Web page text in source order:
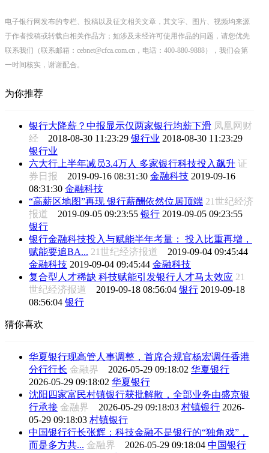
电子银行网发布的专栏、投稿以及征文相关文章，其文字、图片、视频均来源
于作者投稿或转载自相关作品方；如涉及未经许可使用作品的问题，请您优先
联系我们（联系邮箱：cebnet@cfca.com.cn，电话：400-880-9888），我们会第
一时间核实，谢谢配合。
为你推荐
银行大降薪？中报显示仅两家银行均薪下滑 凤凰网财
经 2018-08-30 11:23:29 银行业 2018-08-30 11:23:29
银行业
六大行上半年减员3.4万人 多家银行科技投入飙升 证
券日报 2019-09-16 08:31:30 金融科技 2019-09-16
08:31:30 金融科技
“高薪区地图”再现 银行薪酬依然位居顶端 21世纪经济
报道 2019-09-05 09:23:55 银行 2019-09-05 09:23:55
银行
银行金融科技投入与赋能半年考量： 投入比重再增，
赋能要追BA... 21世纪经济报道 2019-09-04 09:45:44
金融科技 2019-09-04 09:45:44 金融科技
复合型人才稀缺 科技赋能引发银行人才马太效应 21
世纪经济报道 2019-09-18 08:56:04 银行 2019-09-18
08:56:04 银行
猜你喜欢
华夏银行现高管人事调整，首席合规官杨宏调任香港
分行行长 金融界 2026-05-29 09:18:02 华夏银行
2026-05-29 09:18:02 华夏银行
沈阳四家富民村镇银行获批解散，全部业务由盛京银
行承接 金融界 2026-05-29 09:18:03 村镇银行 2026-
05-29 09:18:03 村镇银行
中国银行行长张辉：科技金融不是银行的“独角戏”，
而是多方共... 金融界 2026-05-29 09:18:04 中国银行